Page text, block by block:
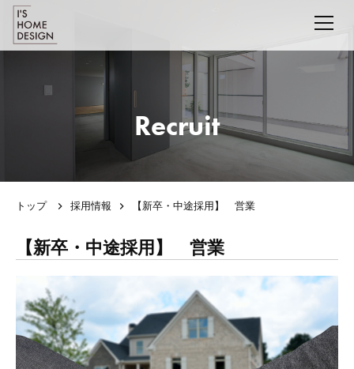
Recruit
トップ 採用情報 【新卒・中途採用】 営業
【新卒・中途採用】 営業